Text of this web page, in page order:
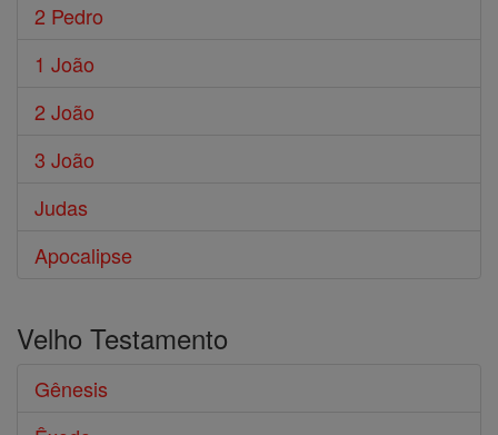
2 Pedro
1 João
2 João
3 João
Judas
Apocalipse
Velho Testamento
Gênesis